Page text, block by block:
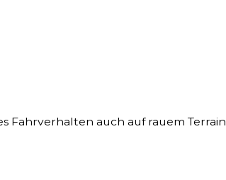
Fahrverhalten auch auf rauem Terrain